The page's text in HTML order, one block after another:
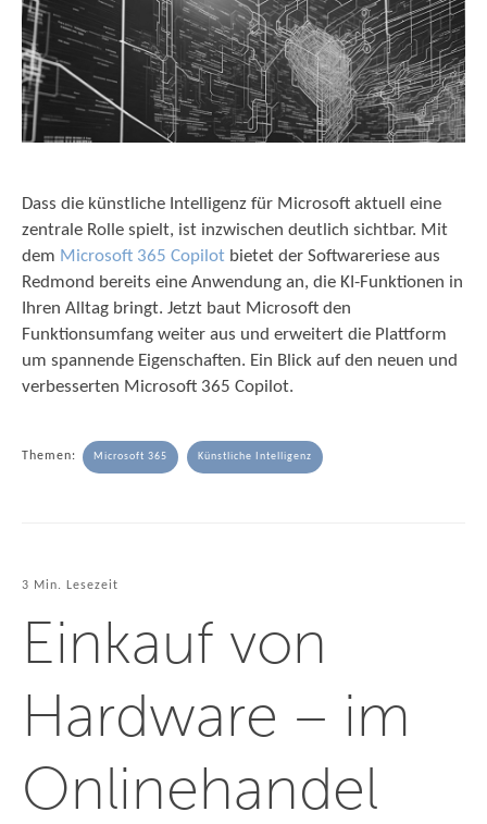
Dass die künstliche Intelligenz für Microsoft aktuell eine
zentrale Rolle spielt, ist inzwischen deutlich sichtbar. Mit
dem Microsoft 365 Copilot bietet der Softwareriese aus
Redmond bereits eine Anwendung an, die KI-Funktionen in
Ihren Alltag bringt. Jetzt baut Microsoft den
Funktionsumfang weiter aus und erweitert die Plattform
um spannende Eigenschaften. Ein Blick auf den neuen und
verbesserten Microsoft 365 Copilot.
Themen: Microsoft 365 Künstliche Intelligenz
3 Min. Lesezeit
Einkauf von
Hardware – im
Onlinehandel